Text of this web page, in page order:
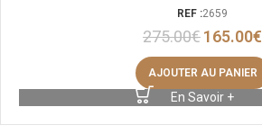
REF :2659
275.00€165.00€
AJOUTER AU PANIER
En Savoir +